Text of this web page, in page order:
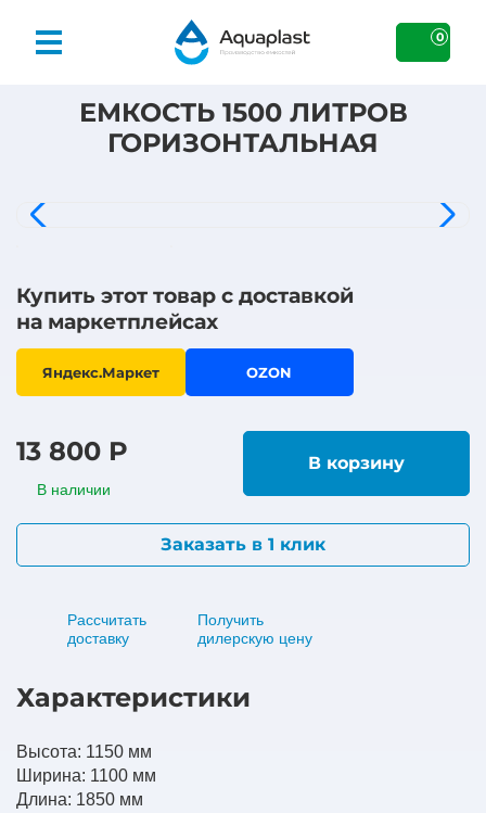
0
ЕМКОСТЬ 1500 ЛИТРОВ
ГОРИЗОНТАЛЬНАЯ
Характеристики
Высота: 1150 мм
Ширина: 1100 мм
Длина: 1850 мм
13 800 Р
В наличии
В корзину
Заказать в 1 клик
Купить этот товар с доставкой
на маркетплейсах
Яндекс.Маркет OZON
Рассчитать
доставку
Получить
дилерскую цену